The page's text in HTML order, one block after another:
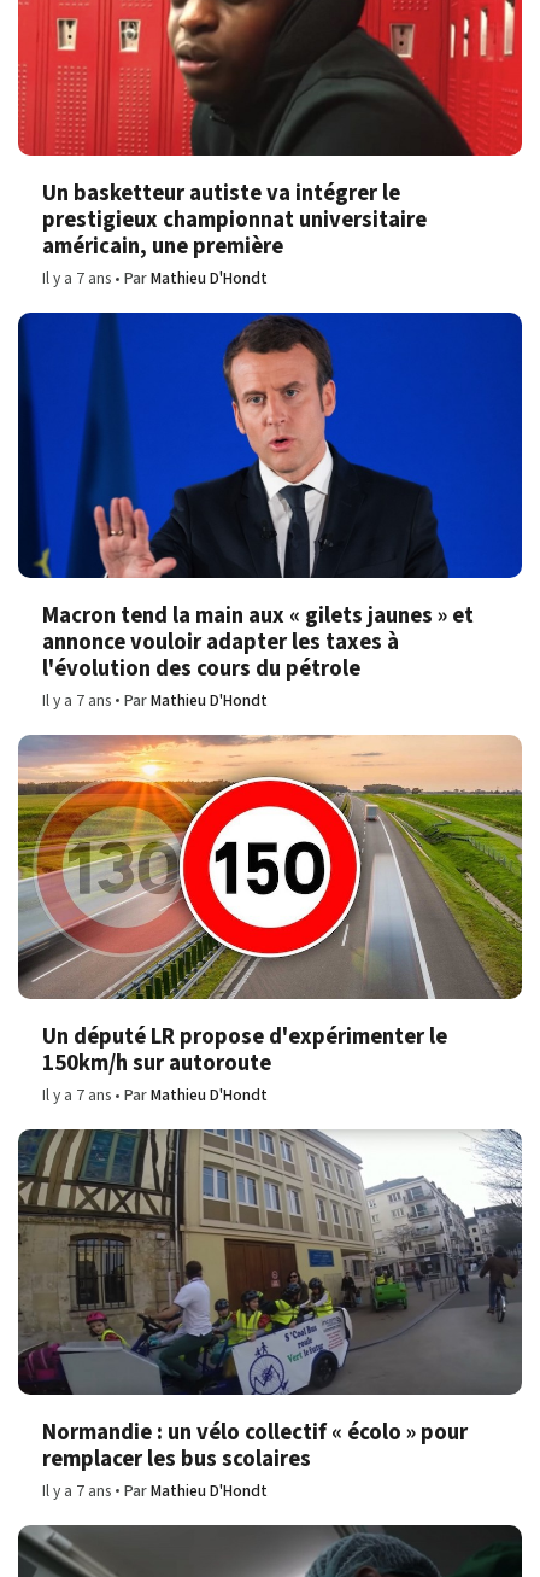
Un basketteur autiste va intégrer le
prestigieux championnat universitaire
américain, une première
Il y a 7 ans ParMathieu D'Hondt
Macron tend la main aux « gilets jaunes » et
annonce vouloir adapter les taxes à
l'évolution des cours du pétrole
Il y a 7 ans ParMathieu D'Hondt
Un député LR propose d'expérimenter le
150km/h sur autoroute
Il y a 7 ans ParMathieu D'Hondt
Normandie : un vélo collectif « écolo » pour
remplacer les bus scolaires
Il y a 7 ans ParMathieu D'Hondt